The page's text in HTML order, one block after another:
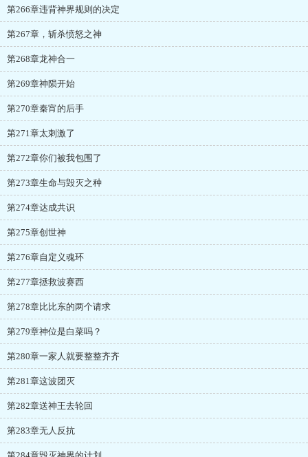
第266章违背神界规则的决定
第267章，斩杀愤怒之神
第268章龙神合一
第269章神陨开始
第270章秦宵的后手
第271章太刺激了
第272章你们被我包围了
第273章生命与毁灭之种
第274章达成共识
第275章创世神
第276章自定义魂环
第277章拯救波赛西
第278章比比东的两个请求
第279章神位是白菜吗？
第280章一家人就要整整齐齐
第281章这波团灭
第282章送神王去轮回
第283章无人反抗